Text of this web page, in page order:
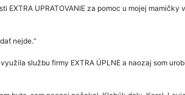
UPRATOVANIE za pomoc u mojej
nejde.
službu firmy EXTRA ÚPLNE a naozaj som